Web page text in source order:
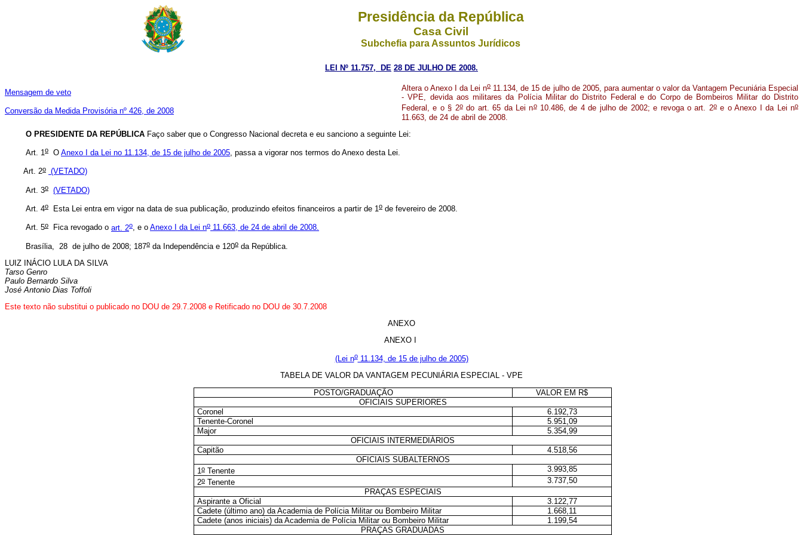
Presidência da República
Casa Civil
Subchefia para Assuntos Jurídicos
LEI Nº 11.757, DE 28 DE JULHO DE 2008.
Mensagem de veto
Conversão da Medida Provisória nº 426, de 2008
Altera o Anexo I da Lei no11.134, de 15 de julho de 2005, para aumentar o valor da Vantagem Pecuniária Especial
- VPE, devida aos militares da Polícia Militar do Distrito Federal e do Corpo de Bombeiros Militar do Distrito
Federal, e o § 2odo art. 65 da Lei no10.486, de 4 de julho de 2002; e revoga o art. 2oe o Anexo I da Lei no
11.663, de 24 de abril de 2008.
O PRESIDENTE DA REPÚBLICA Faço saber que o Congresso Nacional decreta e eu sanciono a seguinte Lei:
Art. 1o O Anexo I da Lei no 11.134, de 15 de julho de 2005, passa a vigorar nos termos do Anexo desta Lei.
Art. 2o (VETADO)
Art. 3o (VETADO)
Art. 4o Esta Lei entra em vigor na data de sua publicação, produzindo efeitos financeiros a partir de 1o de fevereiro de 2008.
Art. 5o Fica revogado o art. 2o, e o Anexo I da Lei no 11.663, de 24 de abril de 2008.
Brasília, 28 de julho de 2008; 187o da Independência e 120o da República.
LUIZ INÁCIO LULA DA SILVA
Tarso Genro
Paulo Bernardo Silva
José Antonio Dias Toffoli
Este texto não substitui o publicado no DOU de 29.7.2008 e Retificado no DOU de 30.7.2008
ANEXO
ANEXO I
(Lei no11.134, de 15 de julho de 2005)
TABELA DE VALOR DA VANTAGEM PECUNIÁRIA ESPECIAL - VPE
POSTO/GRADUAÇÃO
VALOR EM R$
OFICIAIS SUPERIORES
Coronel
6.192,73
Tenente-Coronel
5.951,09
Major
5.354,99
OFICIAIS INTERMEDIÁRIOS
Capitão
4.518,56
OFICIAIS SUBALTERNOS
1oTenente
3.993,85
2oTenente
3.737,50
PRAÇAS ESPECIAIS
Aspirante a Oficial
3.122,77
Cadete (último ano) da Academia de Polícia Militar ou Bombeiro Militar
1.668,11
Cadete (anos iniciais) da Academia de Polícia Militar ou Bombeiro Militar
1.199,54
PRAÇAS GRADUADAS